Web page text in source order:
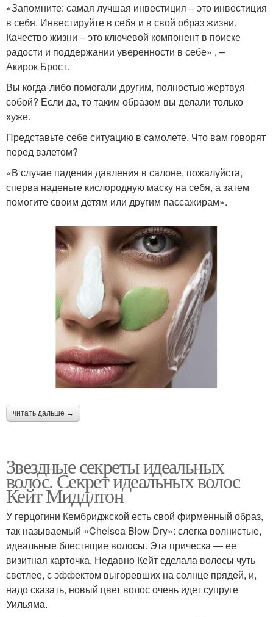
«Запомните: самая лучшая инвестиция – это инвестиция
в себя. Инвестируйте в себя и в свой образ жизни.
Качество жизни – это ключевой компонент в поиске
радости и поддержании уверенности в себе» , –
Акирок Брост.
Вы когда-либо помогали другим, полностью жертвуя
собой? Если да, то таким образом вы делали только
хуже.
Представьте себе ситуацию в самолете. Что вам говорят
перед взлетом?
«В случае падения давления в салоне, пожалуйста,
сперва наденьте кислородную маску на себя, а затем
помогите своим детям или другим пассажирам».
читать дальше →
Звездные секреты идеальных
волос. Секрет идеальных волос
Кейт Миддлтон
У герцогини Кембриджской есть свой фирменный образ,
так называемый «Chelsea Blow Dry»: слегка волнистые,
идеальные блестящие волосы. Эта прическа — ее
визитная карточка. Недавно Кейт сделала волосы чуть
светлее, с эффектом выгоревших на солнце прядей, и,
надо сказать, новый цвет волос очень идет супруге
Уильяма.